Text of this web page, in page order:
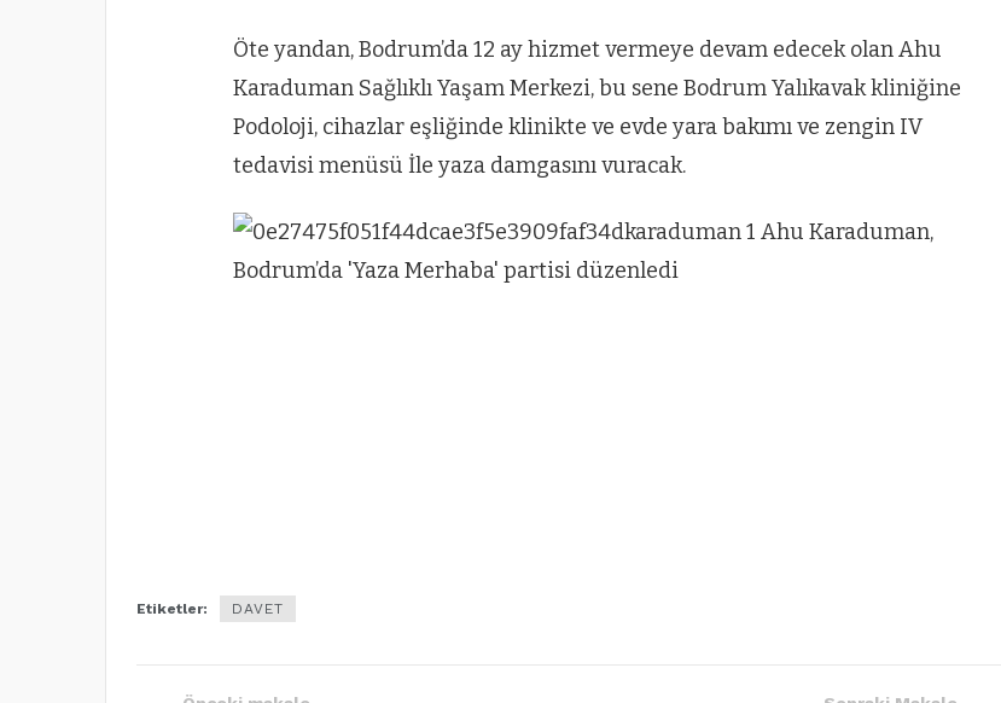
Öte yandan, Bodrum’da 12 ay hizmet vermeye devam edecek olan Ahu
Karaduman Sağlıklı Yaşam Merkezi, bu sene Bodrum Yalıkavak kliniğine
Podoloji, cihazlar eşliğinde klinikte ve evde yara bakımı ve zengin IV
tedavisi menüsü İle yaza damgasını vuracak.
Etiketler: DAVET